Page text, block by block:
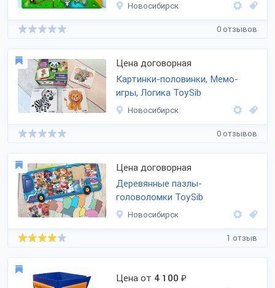
Новосибирск
0 отзывов
Цена договорная
Картинки-половинки, Мемо-
игры, Логика ToySib
Новосибирск
0 отзывов
Цена договорная
Деревянные пазлы-
головоломки ToySib
Новосибирск
1 отзыв
Цена от 4 100 ₽